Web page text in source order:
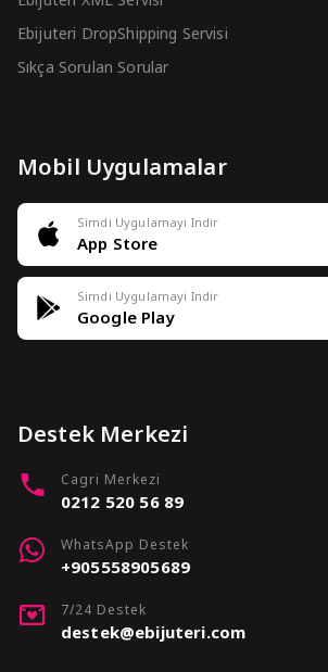
Ebijuteri DropShipping Servisi
Sıkça Sorulan Sorular
Mobil Uygulamalar
Simdi Uygulamayi Indir
App Store
Simdi Uygulamayi Indir
Google Play
Destek Merkezi
Cagri Merkezi
0212 520 56 89
WhatsApp Destek
+905558905689
7/24 Destek
destek@ebijuteri.com